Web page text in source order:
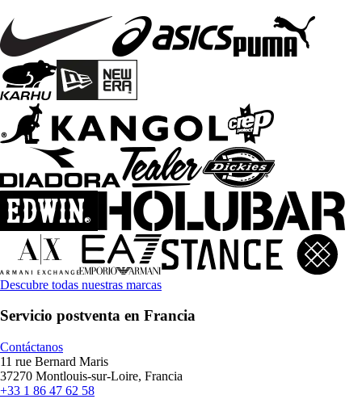
Descubre todas nuestras marcas
Servicio postventa en Francia
Contáctanos
11 rue Bernard Maris
37270 Montlouis-sur-Loire, Francia
+33 1 86 47 62 58